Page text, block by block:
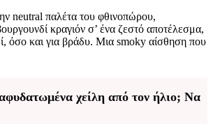
neutral παλέτα του φθινοπώρου,
κραγιόν σ’ ένα ζεστό αποτέλεσμα,
όσο και για βράδυ. Μια smoky αίσθηση που
χείλη από τον ήλιο; Να